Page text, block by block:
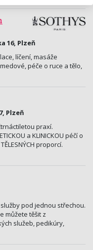
16, Plzeň
líčení, masáže
péče o ruce a tělo,
Plzeň
praxí.
a KLINICKOU péčí o
proporcí.
pod jednou střechou.
můžete těšit z
služeb, pedikúry,